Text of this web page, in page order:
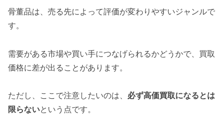
骨董品は、売る先によって評価が変わりやすいジャンルで
す。
需要がある市場や買い手につなげられるかどうかで、買取
価格に差が出ることがあります。
ただし、ここで注意したいのは、 必ず高価買取になるとは
限らないという点です。